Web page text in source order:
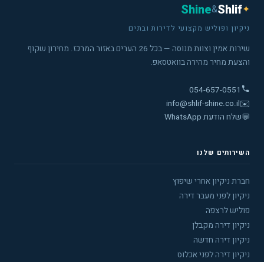
✦
Shlif
&
Shine
ניקיון ופוליש מקצועי לדירות ובתים
שירות אמין וצוות מנוסה — בכל 26 הערים באזור המרכז. מחירון שקוף
והצעת מחיר מהירה בוואטסאפ.
054-657-0551
✉️
info@shlif-shine.co.il
💬שלח הודעת WhatsApp
השירותים שלנו
חברת ניקיון אחרי שיפוץ
ניקיון לפני מעבר דירה
פוליש לרצפה
ניקיון דירה מקבלן
ניקיון דירה חדשה
ניקיון דירה לפני אכלוס